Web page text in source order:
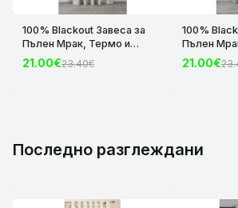
100% Blackout Завеса за
Пълен Мрак, Термо и
Шумоизолираща с коланче
цвят Крем, 175х140 и
21.00€23.40€
100%
Пълен
цвят Сив,
21.00€
Последно разглеждани